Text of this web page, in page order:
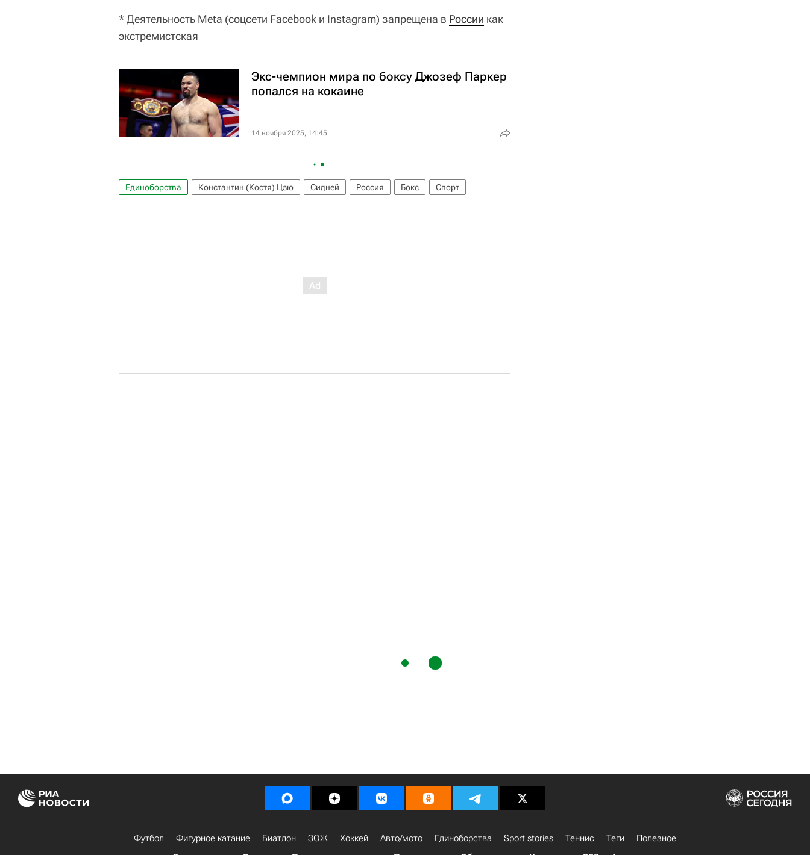
* Деятельность Meta (соцсети Facebook и Instagram) запрещена в России как
экстремистская
Экс-чемпион мира по боксу Джозеф Паркер
попался на кокаине
14 ноября 2025, 14:45
Единоборства Константин (Костя) Цзю Сидней Россия Бокс Спорт
Футбол Фигурное катание Биатлон ЗОЖ Хоккей Авто/мото Единоборства Sport stories Теннис Теги
Полезное